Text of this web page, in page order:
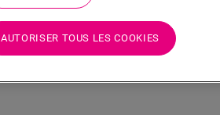
AUTORISER TOUS LES COOKIES